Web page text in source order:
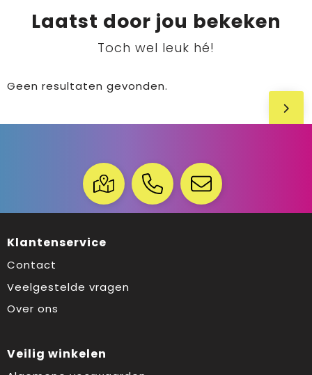
Laatst door jou bekeken
Toch wel leuk hé!
Geen resultaten gevonden.
Klantenservice
Contact
Veelgestelde vragen
Over ons
Veilig winkelen